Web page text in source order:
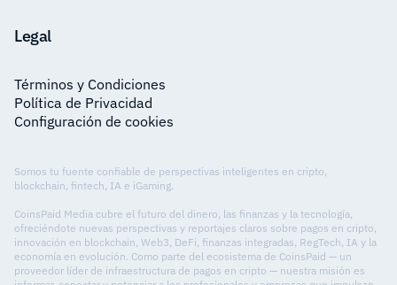
Legal
Términos y Condiciones
Política de Privacidad
Configuración de cookies
Somos tu fuente confiable de perspectivas inteligentes en cripto,
blockchain, fintech, IA e iGaming.
CoinsPaid Media cubre el futuro del dinero, las finanzas y la tecnología,
ofreciéndote nuevas perspectivas y reportajes claros sobre pagos en cripto,
innovación en blockchain, Web3, DeFi, finanzas integradas, RegTech, IA y la
economía en evolución. Como parte del ecosistema de CoinsPaid — un
proveedor líder de infraestructura de pagos en cripto — nuestra misión es